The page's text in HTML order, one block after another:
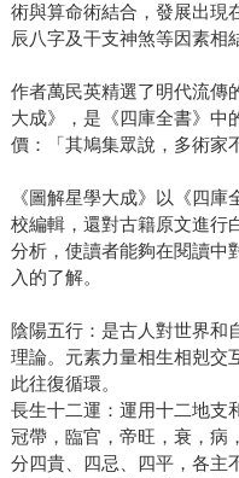
術與算命術結合，發展出現
辰八字及干支神煞等因素相
作者萬民英精選了明代流傳
大成》，是《四庫全書》中
價：「其鳩集眾說，多術家
《圖解星學大成》以《四
校編輯，還對古籍原文進行
分析，使讀者能夠在閱讀中
入的了解。
陰陽五行：是古人對世界和
理論。元素力量相生相剋交
此往復循環。
長生十二運：運用十二地支
冠帶，臨官，帝旺，衰，病
分四貴、四忌、四平，各主